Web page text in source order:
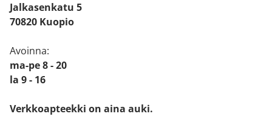
Jalkasenkatu 5
70820 Kuopio
Avoinna:
ma-pe 8 - 20
la 9 - 16
Verkkoapteekki on aina auki.